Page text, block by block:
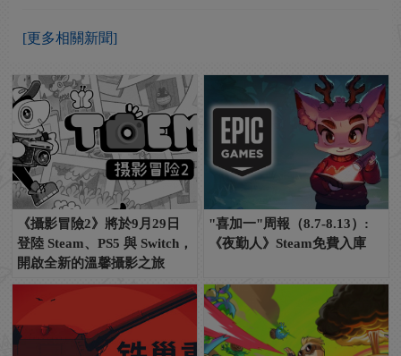
[更多相關新聞]
《攝影冒險2》將於9月29日
登陸 Steam、PS5 與 Switch，
開啟全新的溫馨攝影之旅
"喜加一"周報（8.7-8.13）:
《夜勤人》Steam免費入庫